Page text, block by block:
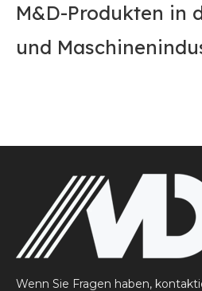
M&D-Produkten in
und
Wenn Sie Fragen haben,